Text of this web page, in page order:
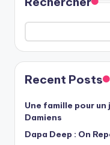
Recent Posts
Une famille pour
Damiens
Dapa Deep : On